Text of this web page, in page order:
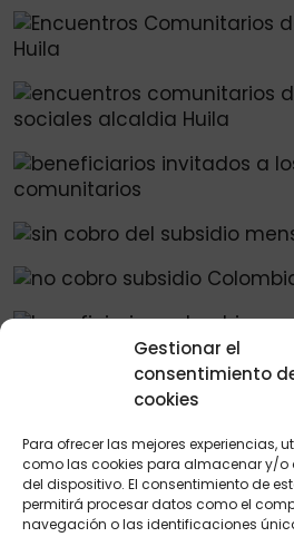
Gestionar el
consentimiento
cookies
Para ofrecer las mejores experiencias,
como las cookies para almacenar y/
del dispositivo. El consentimiento de
permitirá procesar datos como el
navegación o las identificaciones
Importante:Inicia séptimo
Colombia mayor 2025.
No dejar vencer los plazos